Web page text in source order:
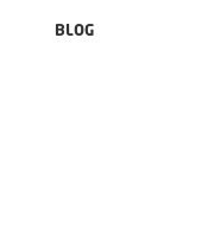
BLOG